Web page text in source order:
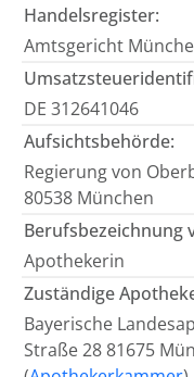
Handelsregister:
Amtsgericht
DE 312641046
Aufsichtsbehörde:
Regierung von
80538 München
Berufsbezeichnung
Apothekerin
Zuständige
Bayerische
Straße 28 81675